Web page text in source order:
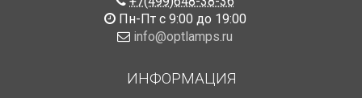
Пн-Пт с 9:00 до 19:00
info@optlamps.ru
ИНФОРМАЦИЯ